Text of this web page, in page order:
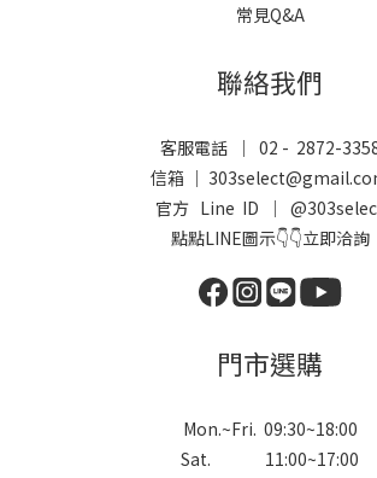
常見Q&A
聯絡我們
客服電話 ｜ 02 - 2872-
信箱 ｜
官方 Line ID ｜
點點LINE圖示👇👇立即洽詢
門市選購
Mon.~Fri. 09:30~18:00
Sat. 11:00~17:00